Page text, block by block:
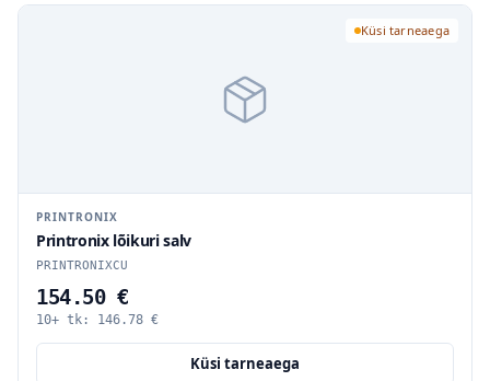
Küsi tarneaega
PRINTRONIX
Printronix lõikuri salv
PRINTRONIXCU
154.50 €
10+ tk: 146.78 €
Küsi tarneaega